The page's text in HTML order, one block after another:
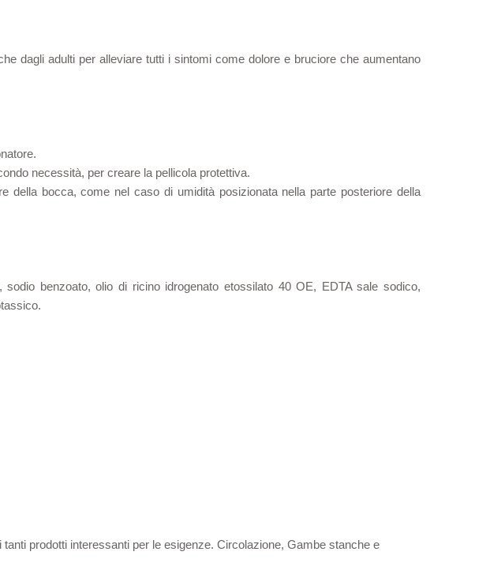
dagli adulti per alleviare tutti i sintomi come dolore e bruciore che aumentano
necessità, per creare la pellicola protettiva.
della bocca, come nel caso di umidità posizionata nella parte posteriore della
benzoato, olio di ricino idrogenato etossilato 40 OE, EDTA sale sodico,
prodotti interessanti per le esigenze. Circolazione, Gambe stanche e